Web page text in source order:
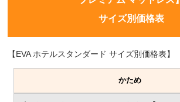
サイズ別価格表
【EVA ホテルスタンダード サイズ別価格表】
かため